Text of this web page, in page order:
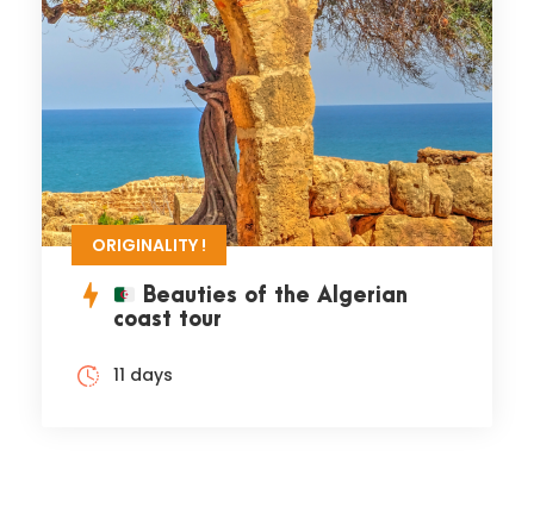
ORIGINALITY !
Beauties of the Algerian
coast tour
11 days